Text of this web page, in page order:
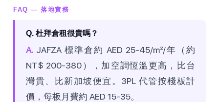
FAQ — 落地實務
Q. 杜拜倉租很貴嗎？
A. JAFZA 標準倉約 AED 25-45/m²/年（約
NT$ 200-380），加空調恆溫更高，比台
灣貴、比新加坡便宜。3PL 代管按棧板計
價，每板月費約 AED 15-35。